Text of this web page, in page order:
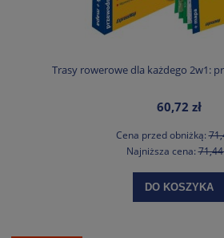
Trasy rowerowe dla każdego 2w1:
60,72 zł
Cena przed obniżką:
Najniższa cena:71,44
DO KOSZYKA